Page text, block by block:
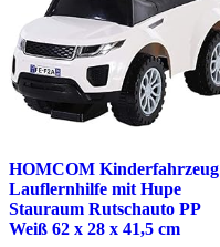
HOMCOM Kinderfahrzeug
Lauflernhilfe mit Hupe
Stauraum Rutschauto PP
Weiß 62 x 28 x 41,5 cm